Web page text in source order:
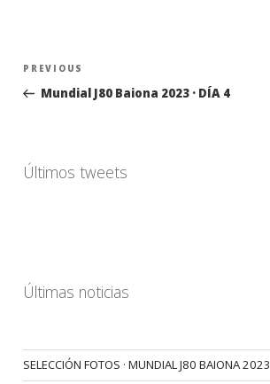
Navegación
entradas
Previous
Post
PREVIOUS
Mundial J80 Baiona 2023 · DÍA 4
Últimos tweets
Últimas noticias
SELECCIÓN FOTOS · MUNDIAL J80 BAIONA 2023